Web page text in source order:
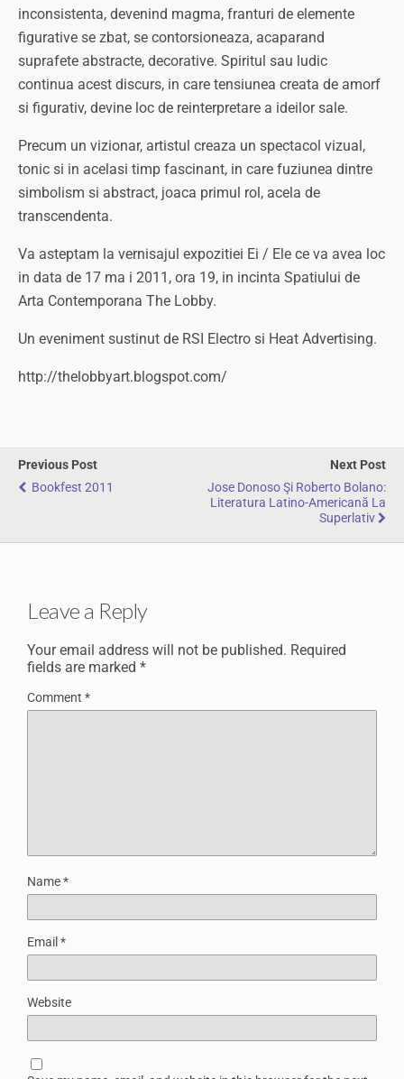
inconsistenta, devenind magma, franturi de elemente
figurative se zbat, se contorsioneaza, acaparand
suprafete abstracte, decorative. Spiritul sau ludic
continua acest discurs, in care tensiunea creata de amorf
si figurativ, devine loc de reinterpretare a ideilor sale.
Precum un vizionar, artistul creaza un spectacol vizual,
tonic si in acelasi timp fascinant, in care fuziunea dintre
simbolism si abstract, joaca primul rol, acela de
transcendenta.
Va asteptam la vernisajul expozitiei Ei / Ele ce va avea loc
in data de 17 ma i 2011, ora 19, in incinta Spatiului de
Arta Contemporana The Lobby.
Un eveniment sustinut de RSI Electro si Heat Advertising.
http://thelobbyart.blogspot.com/
Previous Post
Bookfest 2011
Next Post
Jose Donoso Şi Roberto Bolano:
Literatura Latino-Americană La
Superlativ
Leave a Reply
Your email address will not be published. Required
fields are marked *
Comment *
Name*
Email *
Website